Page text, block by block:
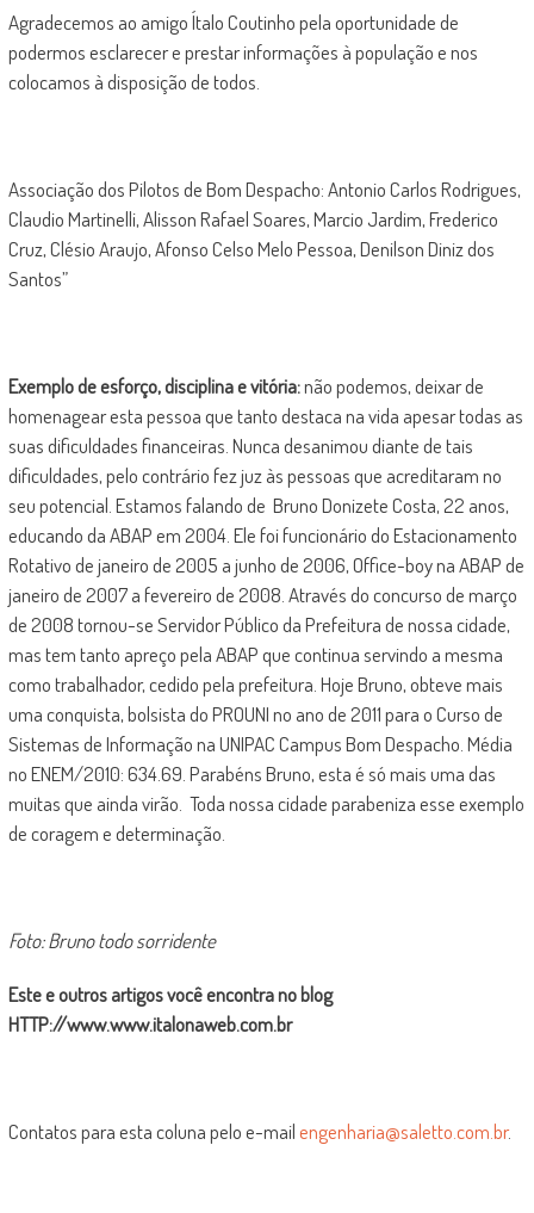
Agradecemos ao amigo Ítalo Coutinho pela oportunidade de
podermos esclarecer e prestar informações à população e nos
colocamos à disposição de todos.
Associação dos Pilotos de Bom Despacho: Antonio Carlos Rodrigues,
Claudio Martinelli, Alisson Rafael Soares, Marcio Jardim, Frederico
Cruz, Clésio Araujo, Afonso Celso Melo Pessoa, Denilson Diniz dos
Santos”
Exemplo de esforço, disciplina e vitória:não podemos, deixar de
homenagear esta pessoa que tanto destaca na vida apesar todas as
suas dificuldades financeiras. Nunca desanimou diante de tais
dificuldades, pelo contrário fez juz às pessoas que acreditaram no
seu potencial. Estamos falando de Bruno Donizete Costa, 22 anos,
educando da ABAP em 2004. Ele foi funcionário do Estacionamento
Rotativo de janeiro de 2005 a junho de 2006, Office-boy na ABAP de
janeiro de 2007 a fevereiro de 2008. Através do concurso de março
de 2008 tornou-se Servidor Público da Prefeitura de nossa cidade,
mas tem tanto apreço pela ABAP que continua servindo a mesma
como trabalhador, cedido pela prefeitura. Hoje Bruno, obteve mais
uma conquista, bolsista do PROUNI no ano de 2011 para o Curso de
Sistemas de Informação na UNIPAC Campus Bom Despacho. Média
no ENEM/2010: 634.69. Parabéns Bruno, esta é só mais uma das
muitas que ainda virão. Toda nossa cidade parabeniza esse exemplo
de coragem e determinação.
Foto: Bruno todo sorridente
Este e outros artigos você encontra no blog
HTTP://www.www.italonaweb.com.br
Contatos para esta coluna pelo e-mailengenharia@saletto.com.br.